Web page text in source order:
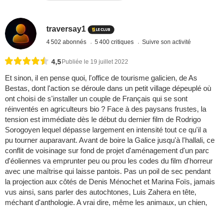
traversay1
4 502 abonnés 5 400 critiques Suivre son activité
4,5 Publiée le 19 juillet 2022
Et sinon, il en pense quoi, l'office de tourisme galicien, de As
Bestas, dont l'action se déroule dans un petit village dépeuplé où
ont choisi de s'installer un couple de Français qui se sont
réinventés en agriculteurs bio ? Face à des paysans frustes, la
tension est immédiate dès le début du dernier film de Rodrigo
Sorogoyen lequel dépasse largement en intensité tout ce qu'il a
pu tourner auparavant. Avant de boire la Galice jusqu'à l'hallali, ce
conflit de voisinage sur fond de projet d'aménagement d'un parc
d'éoliennes va emprunter peu ou prou les codes du film d'horreur
avec une maîtrise qui laisse pantois. Pas un poil de sec pendant
la projection aux côtés de Denis Ménochet et Marina Foïs, jamais
vus ainsi, sans parler des autochtones, Luis Zahera en tête,
méchant d'anthologie. A vrai dire, même les animaux, un chien,